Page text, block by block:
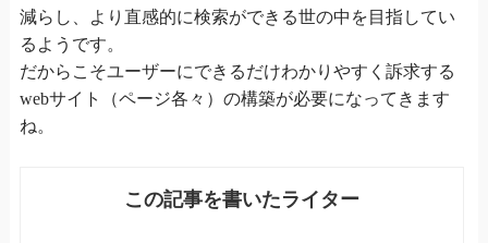
減らし、より直感的に検索ができる世の中を目指してい
るようです。
だからこそユーザーにできるだけわかりやすく訴求する
webサイト（ページ各々）の構築が必要になってきます
ね。